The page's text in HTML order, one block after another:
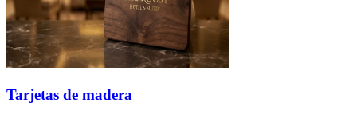
Tarjetas de madera